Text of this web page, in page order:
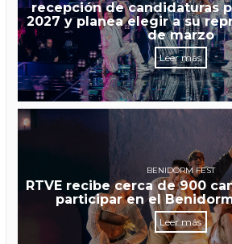
recepción de candidaturas
2027 y planea elegir a su
de marzo
Leer más
BENIDORM FEST
RTVE recibe cerca de 900
participar en el
Leer más